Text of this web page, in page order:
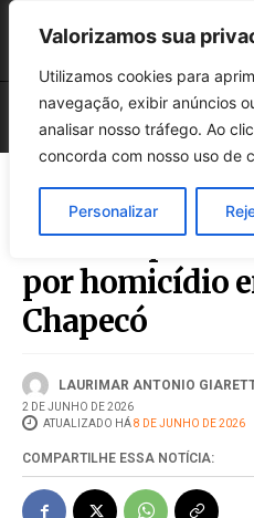
Valorizamos sua
Utilizamos cookies para
navegação, exibir anúncios
analisar nosso tráfego. Ao
concorda com nosso uso de
Personalizar
MPSC
por homicídio
Chapecó
LAURIMAR ANTONIO
2 DE JUNHO DE 2026
ATUALIZADO HÁ8 DE JUNHO DE 2026
COMPARTILHE ESSA NOTÍCIA: